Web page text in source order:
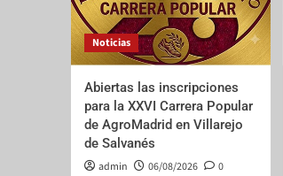
Noticias
Abiertas las inscripciones
para la XXVI Carrera Popular
de AgroMadrid en Villarejo
de Salvanés
admin 06/08/2026 0